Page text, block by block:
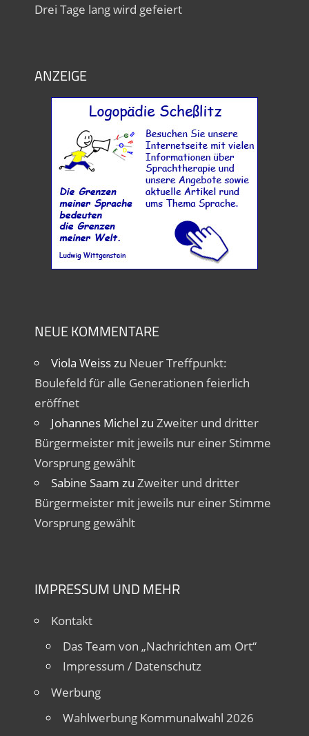
Drei Tage lang wird gefeiert
ANZEIGE
NEUE KOMMENTARE
Viola Weisszu Neuer Treffpunkt:
Boulefeld für alle Generationen feierlich
eröffnet
Johannes Michel zu Zweiter und dritter
Bürgermeister mit jeweils nur einer Stimme
Vorsprung gewählt
Sabine Saam zu Zweiter und dritter
Bürgermeister mit jeweils nur einer Stimme
Vorsprung gewählt
IMPRESSUM UND MEHR
Kontakt
Das Team von „Nachrichten am Ort“
Impressum / Datenschutz
Werbung
Wahlwerbung Kommunalwahl 2026